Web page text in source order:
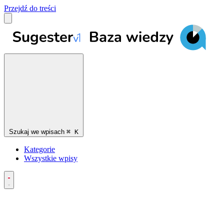
Przejdź do treści
Szukaj we wpisach ⌘ K
Kategorie
Wszystkie wpisy